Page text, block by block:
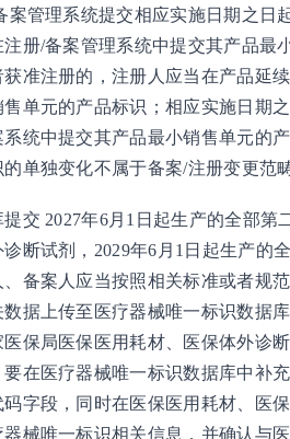
案管理系统提交相应实施日期之
册/备案管理系统中提交其产品最
准注册的，注册人应当在产品延
单元的产品标识；相应实施日期
统中提交其产品最小销售单元的
单独变化不属于备案/注册变更范
提交 2027年6月1日起生产的全部
断试剂，2029年6月1日起生产的
备案人应当按照相关标准或者规
据上传至医疗器械唯一标识数据
保局医保医用耗材、医保体外诊
在医疗器械唯一标识数据库中补
字段，同时在医保医用耗材、医
械唯一标识相关信息，并确认与